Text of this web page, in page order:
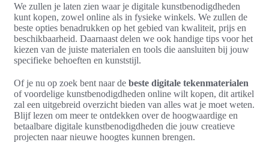
We zullen je laten zien waar je digitale kunstbenodigdheden
kunt kopen, zowel online als in fysieke winkels. We zullen de
beste opties benadrukken op het gebied van kwaliteit, prijs en
beschikbaarheid. Daarnaast delen we ook handige tips voor het
kiezen van de juiste materialen en tools die aansluiten bij jouw
specifieke behoeften en kunststijl.
Of je nu op zoek bent naar de beste digitale tekenmaterialen
of voordelige kunstbenodigdheden online wilt kopen, dit artikel
zal een uitgebreid overzicht bieden van alles wat je moet weten.
Blijf lezen om meer te ontdekken over de hoogwaardige en
betaalbare digitale kunstbenodigdheden die jouw creatieve
projecten naar nieuwe hoogtes kunnen brengen.